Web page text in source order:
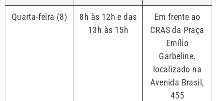
Quarta-feira (8)
8h às 12h e das
13h às 15h
Em frente ao
CRAS da Praça
Emílio
Garbeline,
localizado na
Avenida Brasil,
455